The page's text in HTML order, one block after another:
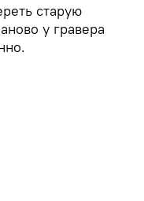
старую
у гравера